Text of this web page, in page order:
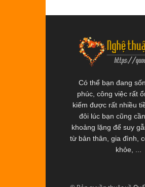
Có thể bạn đang
phúc, công việc rất
kiếm được rất nhiều
đôi lúc bạn cũng
khoảng lặng để suy
từ bản thân, gia đình,
khỏe, ...